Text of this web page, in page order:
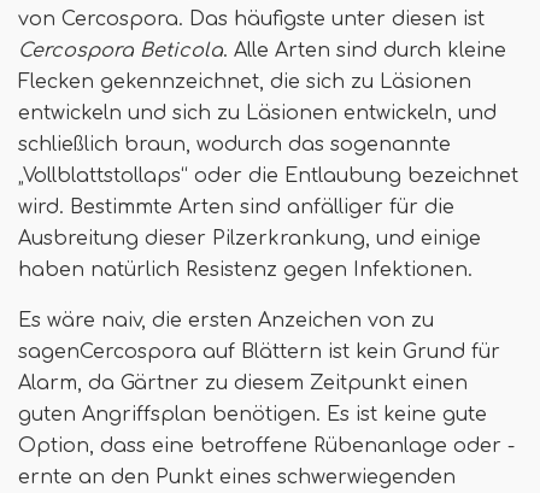
von Cercospora. Das häufigste unter diesen ist
Cercospora Beticola. Alle Arten sind durch kleine
Flecken gekennzeichnet, die sich zu Läsionen
entwickeln und sich zu Läsionen entwickeln, und
schließlich braun, wodurch das sogenannte
„Vollblattstollaps“ oder die Entlaubung bezeichnet
wird. Bestimmte Arten sind anfälliger für die
Ausbreitung dieser Pilzerkrankung, und einige
haben natürlich Resistenz gegen Infektionen.
Es wäre naiv, die ersten Anzeichen von zu
sagenCercospora auf Blättern ist kein Grund für
Alarm, da Gärtner zu diesem Zeitpunkt einen
guten Angriffsplan benötigen. Es ist keine gute
Option, dass eine betroffene Rübenanlage oder -
ernte an den Punkt eines schwerwiegenden